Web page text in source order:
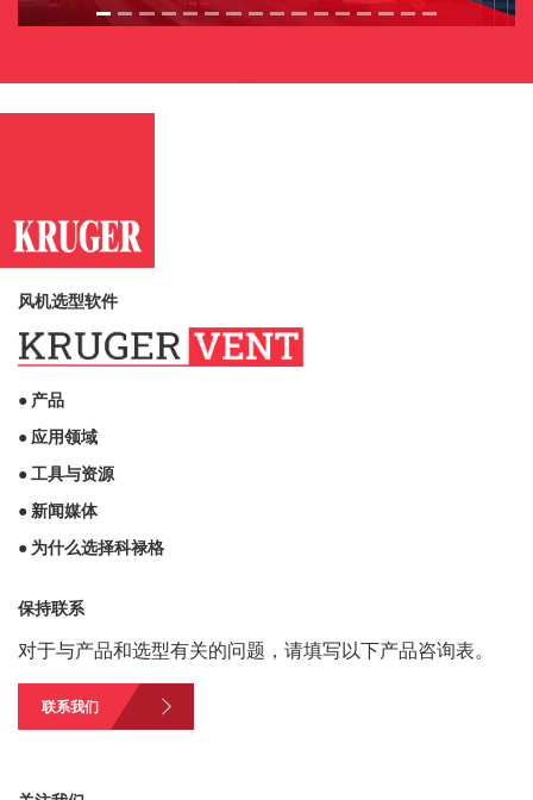
风机选型软件
● 产品
● 应用领域
● 工具与资源
● 新闻媒体
● 为什么选择科禄格
保持联系
对于与产品和选型有关的问题，请填写以下产品咨询表。
联系我们